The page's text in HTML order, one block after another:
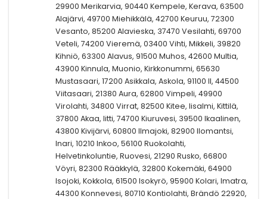
29900 Merikarvia, 90440 Kempele, Kerava, 63500
Alajärvi, 49700 Miehikkälä, 42700 Keuruu, 72300
Vesanto, 85200 Alavieska, 37470 Vesilahti, 69700
Veteli, 74200 Vieremä, 03400 Vihti, Mikkeli, 39820
Kihniö, 63300 Alavus, 91500 Muhos, 42600 Multia,
43900 Kinnula, Muonio, Kirkkonummi, 65630
Mustasaari, 17200 Asikkala, Askola, 91100 II, 44500
Viitasaari, 21380 Aura, 62800 Vimpeli, 49900
Virolahti, 34800 Virrat, 82500 Kitee, Iisalmi, Kittilä,
37800 Akaa, Iitti, 74700 Kiuruvesi, 39500 Ikaalinen,
43800 Kivijärvi, 60800 Ilmajoki, 82900 Ilomantsi,
Inari, 10210 Inkoo, 56100 Ruokolahti,
Helvetinkoluntie, Ruovesi, 21290 Rusko, 66800
Vöyri, 82300 Rääkkylä, 32800 Kokemäki, 64900
Isojoki, Kokkola, 61500 Isokyrö, 95900 Kolari, Imatra,
44300 Konnevesi, 80710 Kontiolahti, Brändö 22920,